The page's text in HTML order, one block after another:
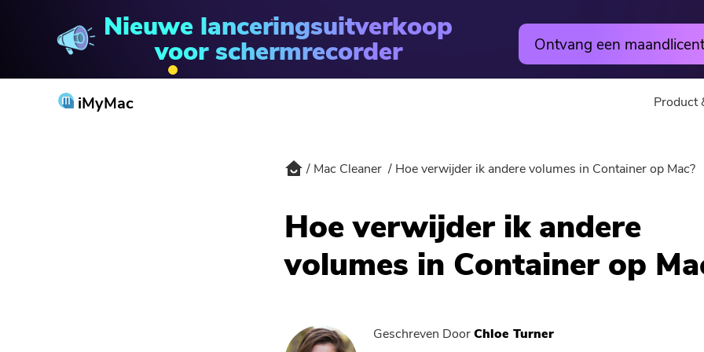
Nieuwe lanceringsuitverkoop
voor schermrecorder Ontvang een
iMyMac Product
Warm
PowerVerwijderen
Video Converter Gratis
Mac Cleaner
Mac Cleaner Hoe verwijder ik andere volumes in Container op Mac?
Hoe verwijder ik andere
volumes in Container op
Geschreven DoorChloe Turner